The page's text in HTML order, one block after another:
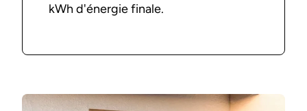
kWh d'énergie finale.